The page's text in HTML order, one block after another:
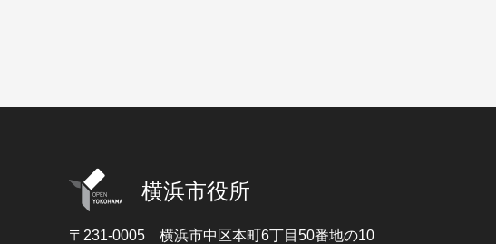
横浜市役所
〒231-0005 横浜市中区本町6丁目50番地の10